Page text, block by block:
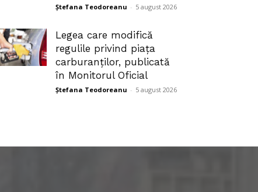
Ștefana Teodoreanu - 5 august 2026
Legea care modifică
regulile privind piața
carburanților, publicată
în Monitorul Oficial
Ștefana Teodoreanu - 5 august 2026